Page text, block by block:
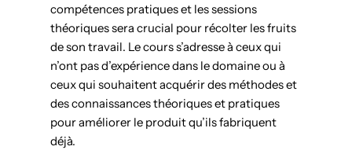
compétences pratiques et les sessions
théoriques sera crucial pour récolter les fruits
de son travail. Le cours s’adresse à ceux qui
n’ont pas d’expérience dans le domaine ou à
ceux qui souhaitent acquérir des méthodes et
des connaissances théoriques et pratiques
pour améliorer le produit qu’ils fabriquent
déjà.